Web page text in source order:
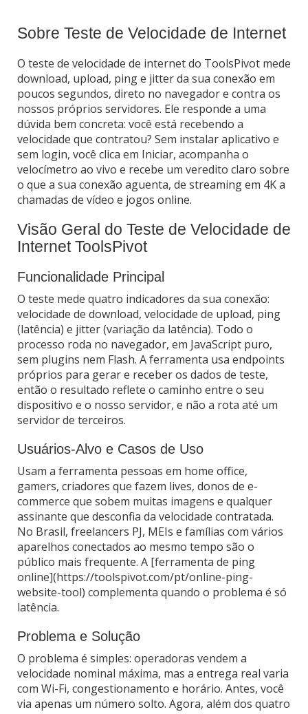
Sobre Teste de Velocidade de Internet
O teste de velocidade de internet do ToolsPivot mede
download, upload, ping e jitter da sua conexão em
poucos segundos, direto no navegador e contra os
nossos próprios servidores. Ele responde a uma
dúvida bem concreta: você está recebendo a
velocidade que contratou? Sem instalar aplicativo e
sem login, você clica em Iniciar, acompanha o
velocímetro ao vivo e recebe um veredito claro sobre
o que a sua conexão aguenta, de streaming em 4K a
chamadas de vídeo e jogos online.
Visão Geral do Teste de Velocidade de
Internet ToolsPivot
Funcionalidade Principal
O teste mede quatro indicadores da sua conexão:
velocidade de download, velocidade de upload, ping
(latência) e jitter (variação da latência). Todo o
processo roda no navegador, em JavaScript puro,
sem plugins nem Flash. A ferramenta usa endpoints
próprios para gerar e receber os dados de teste,
então o resultado reflete o caminho entre o seu
dispositivo e o nosso servidor, e não a rota até um
servidor de terceiros.
Usuários-Alvo e Casos de Uso
Usam a ferramenta pessoas em home office,
gamers, criadores que fazem lives, donos de e-
commerce que sobem muitas imagens e qualquer
assinante que desconfia da velocidade contratada.
No Brasil, freelancers PJ, MEIs e famílias com vários
aparelhos conectados ao mesmo tempo são o
público mais frequente. A [ferramenta de ping
online](https://toolspivot.com/pt/online-ping-
website-tool) complementa quando o problema é só
latência.
Problema e Solução
O problema é simples: operadoras vendem a
velocidade nominal máxima, mas a entrega real varia
com Wi-Fi, congestionamento e horário. Antes, você
via apenas um número solto. Agora, além dos quatro